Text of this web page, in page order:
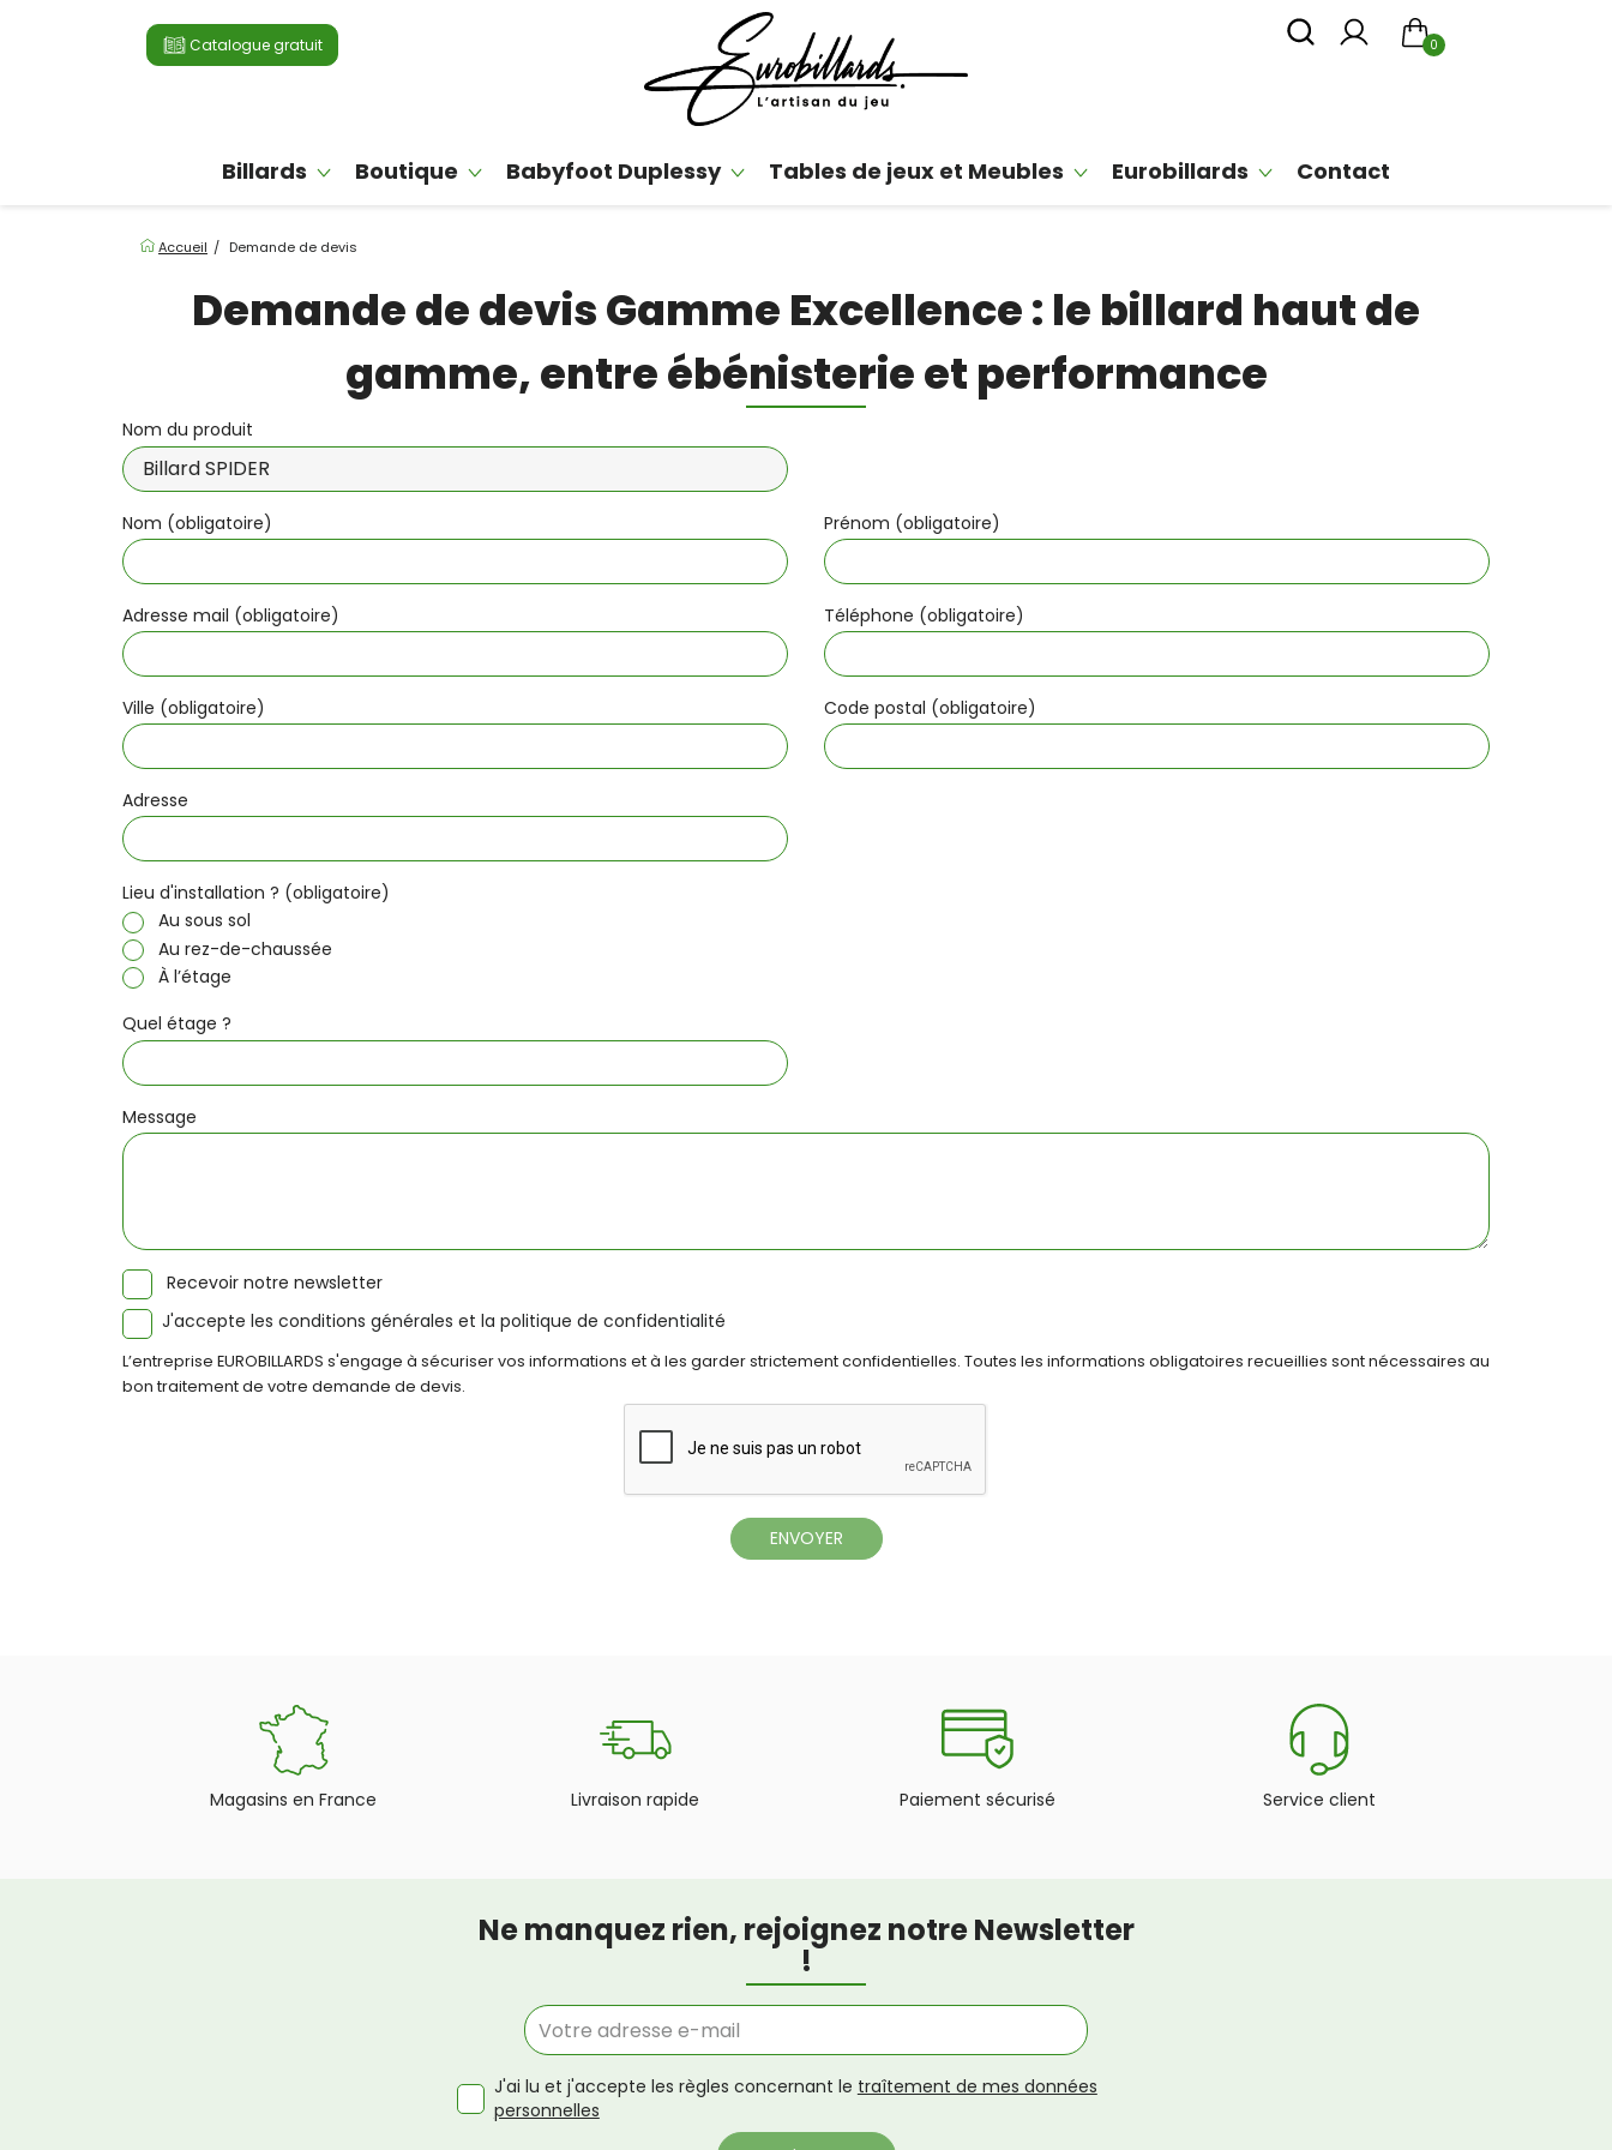
Catalogue gratuit 0
Billards Boutique Babyfoot Duplessy Tables de jeux et Meubles Eurobillards Contact
Accueil Demande de devis
Demande de devis Gamme Excellence : le billard haut de
gamme, entre ébénisterie et performance
Nom du produit
Nom (obligatoire) Prénom (obligatoire)
Adresse mail (obligatoire) Téléphone (obligatoire)
Ville (obligatoire) Code postal (obligatoire)
Adresse
Lieu d'installation ? (obligatoire)
Au sous sol
Au rez-de-chaussée
À l’étage
Quel étage ?
Message
Recevoir notre newsletter
J'accepte les conditions générales et la politique de confidentialité
L’entreprise EUROBILLARDS s'engage à sécuriser vos informations et à les garder strictement confidentielles. Toutes les informations obligatoires recueillies sont nécessaires au
bon traitement de votre demande de devis.
Magasins en France Livraison rapide Paiement sécurisé Service client
Ne manquez rien, rejoignez notre Newsletter
!
J'ai lu et j'accepte les règles concernant le traîtement de mes données
personnelles